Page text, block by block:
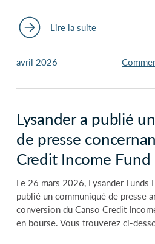
Lire la suite
avril 2026
Lysander a publié
de presse
Credit Income Fund
Le 26 mars 2026, Lysander Funds
publié un communiqué de presse
conversion du Canso Credit
en bourse. Vous trouverez ci-